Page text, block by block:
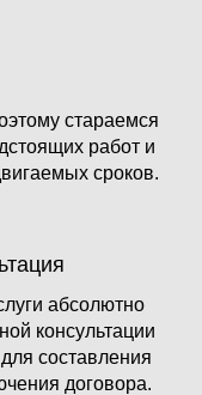
стараемся
работ и
сроков.
абсолютно
консультации
составления
договора.